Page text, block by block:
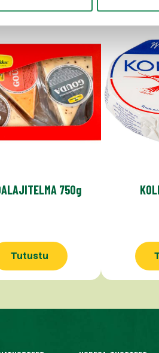
750g
Tutustu